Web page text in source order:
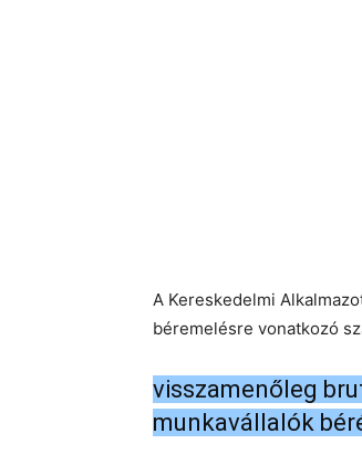
A Kereskedelmi
béremelésre vonatkozó
visszamenőleg
munkavállalók